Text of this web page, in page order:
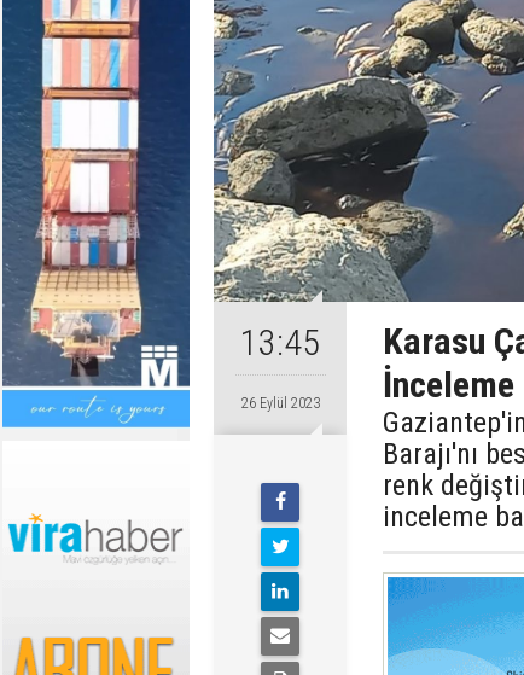
13:45
26 Eylül 2023
Karasu
İnceleme
Barajı'nı
renk
inceleme